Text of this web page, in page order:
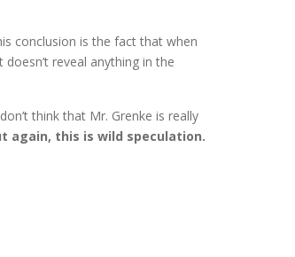
conclusion is the fact that when
reveal anything in the
think that Mr. Grenke is really
again, this is wild speculation.